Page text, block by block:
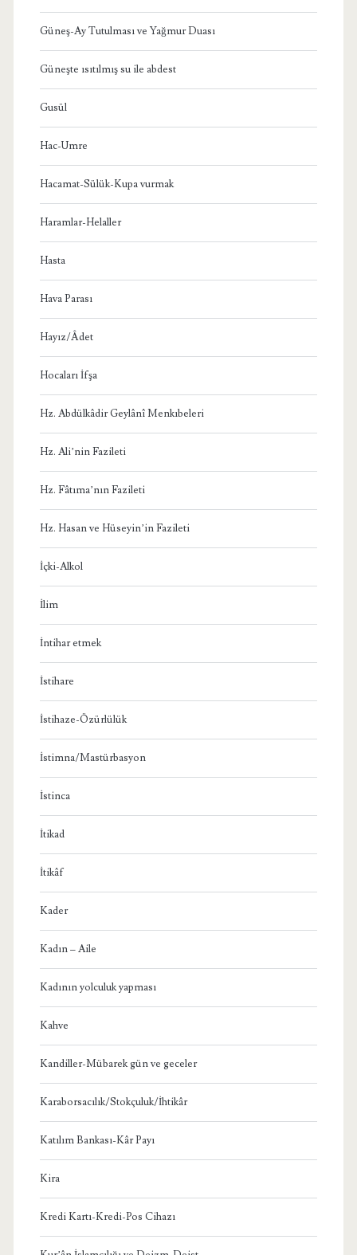
Güneş-Ay Tutulması ve Yağmur Duası
Güneşte ısıtılmış su ile abdest
Gusül
Hac-Umre
Hacamat-Sülük-Kupa vurmak
Haramlar-Helaller
Hasta
Hava Parası
Hayız/Âdet
Hocaları İfşa
Hz. Abdülkâdir Geylânî Menkıbeleri
Hz. Ali’nin Fazileti
Hz. Fâtıma’nın Fazileti
Hz. Hasan ve Hüseyin’in Fazileti
İçki-Alkol
İlim
İntihar etmek
İstihare
İstihaze-Özürlülük
İstimna/Mastürbasyon
İstinca
İtikad
İtikâf
Kader
Kadın – Aile
Kadının yolculuk yapması
Kahve
Kandiller-Mübarek gün ve geceler
Karaborsacılık/Stokçuluk/İhtikâr
Katılım Bankası-Kâr Payı
Kira
Kredi Kartı-Kredi-Pos Cihazı